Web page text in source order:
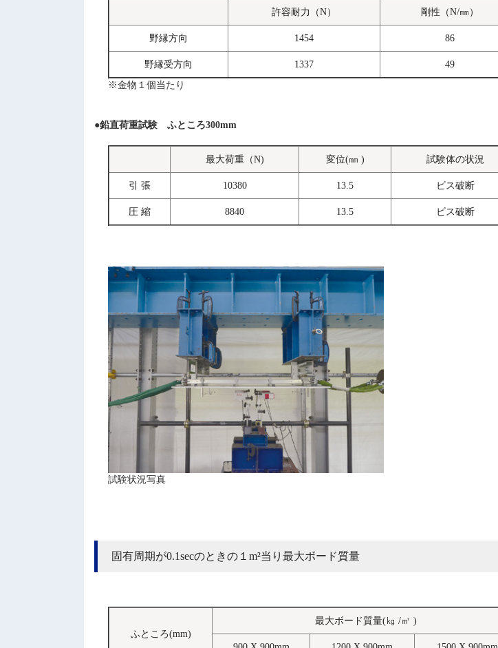
許容耐力（N） 剛性（N/㎜）
野縁方向 1454 86
野縁受方向 1337
49
※金物１個当たり
●鉛直荷重試験 ふところ300mm
最大荷重（N) 変位(㎜ ) 試験体の状況
引 張 10380 13.5 ビス破断
圧 縮 8840 13.5 ビス破断
試験状況写真
固有周期が0.1secのときの１m²当り最大ボード質量
ふところ(mm)
最大ボード質量(㎏ /㎡ )